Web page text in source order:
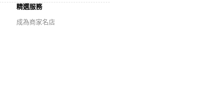
精選服務
成為商家名店